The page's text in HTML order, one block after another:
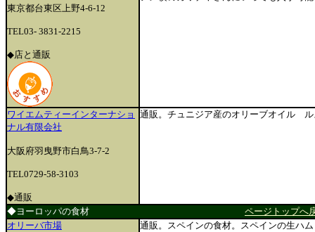
東京都台東区上野4-6-12
TEL03- 3831-2215
◆店と通販
ワイエムティーインターナショ
ナル有限会社
大阪府羽曳野市白鳥3-7-2
TEL0729-58-3103
◆通販
通販。チュニジア産のオリーブオイル ル
◆ヨーロッパの食材 ページトップへ
オリーバ市場
通販。スペインの食材。スペインの生ハ